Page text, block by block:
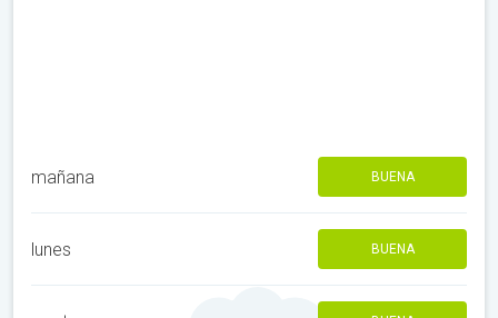
mañana BUENA
lunes BUENA